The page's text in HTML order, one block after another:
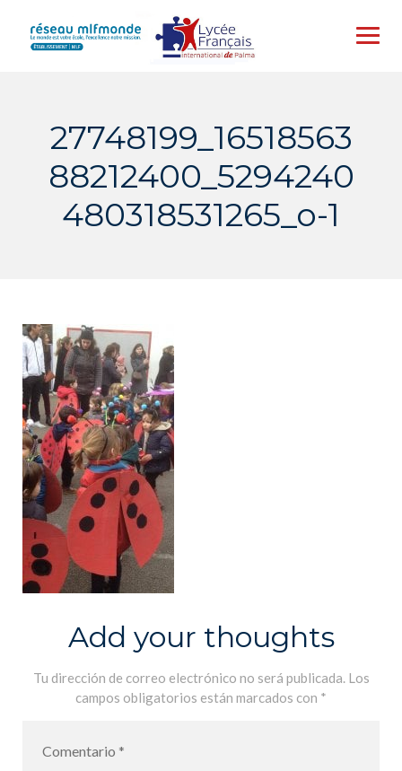
content
27748199_16518563
88212400_5294240
480318531265_o-1
Add your thoughts
Tu dirección de correo electrónico no será publicada. Los
campos obligatorios están marcados con *